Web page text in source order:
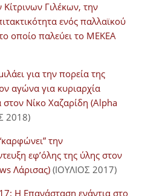
Γιλέκων, την
ενός παλλαϊκού
οποίο παλεύει το ΜΕΚΕΑ
για την πορεία της
αγώνα για κυριαρχία
στον Νίκο Χαζαρίδη (Alpha
2018)
την
εφ’όλης της ύλης στον
Λάρισας) (ΙΟΥΛΙΟΣ 2017)
Η Επανάσταση ενάντια στο